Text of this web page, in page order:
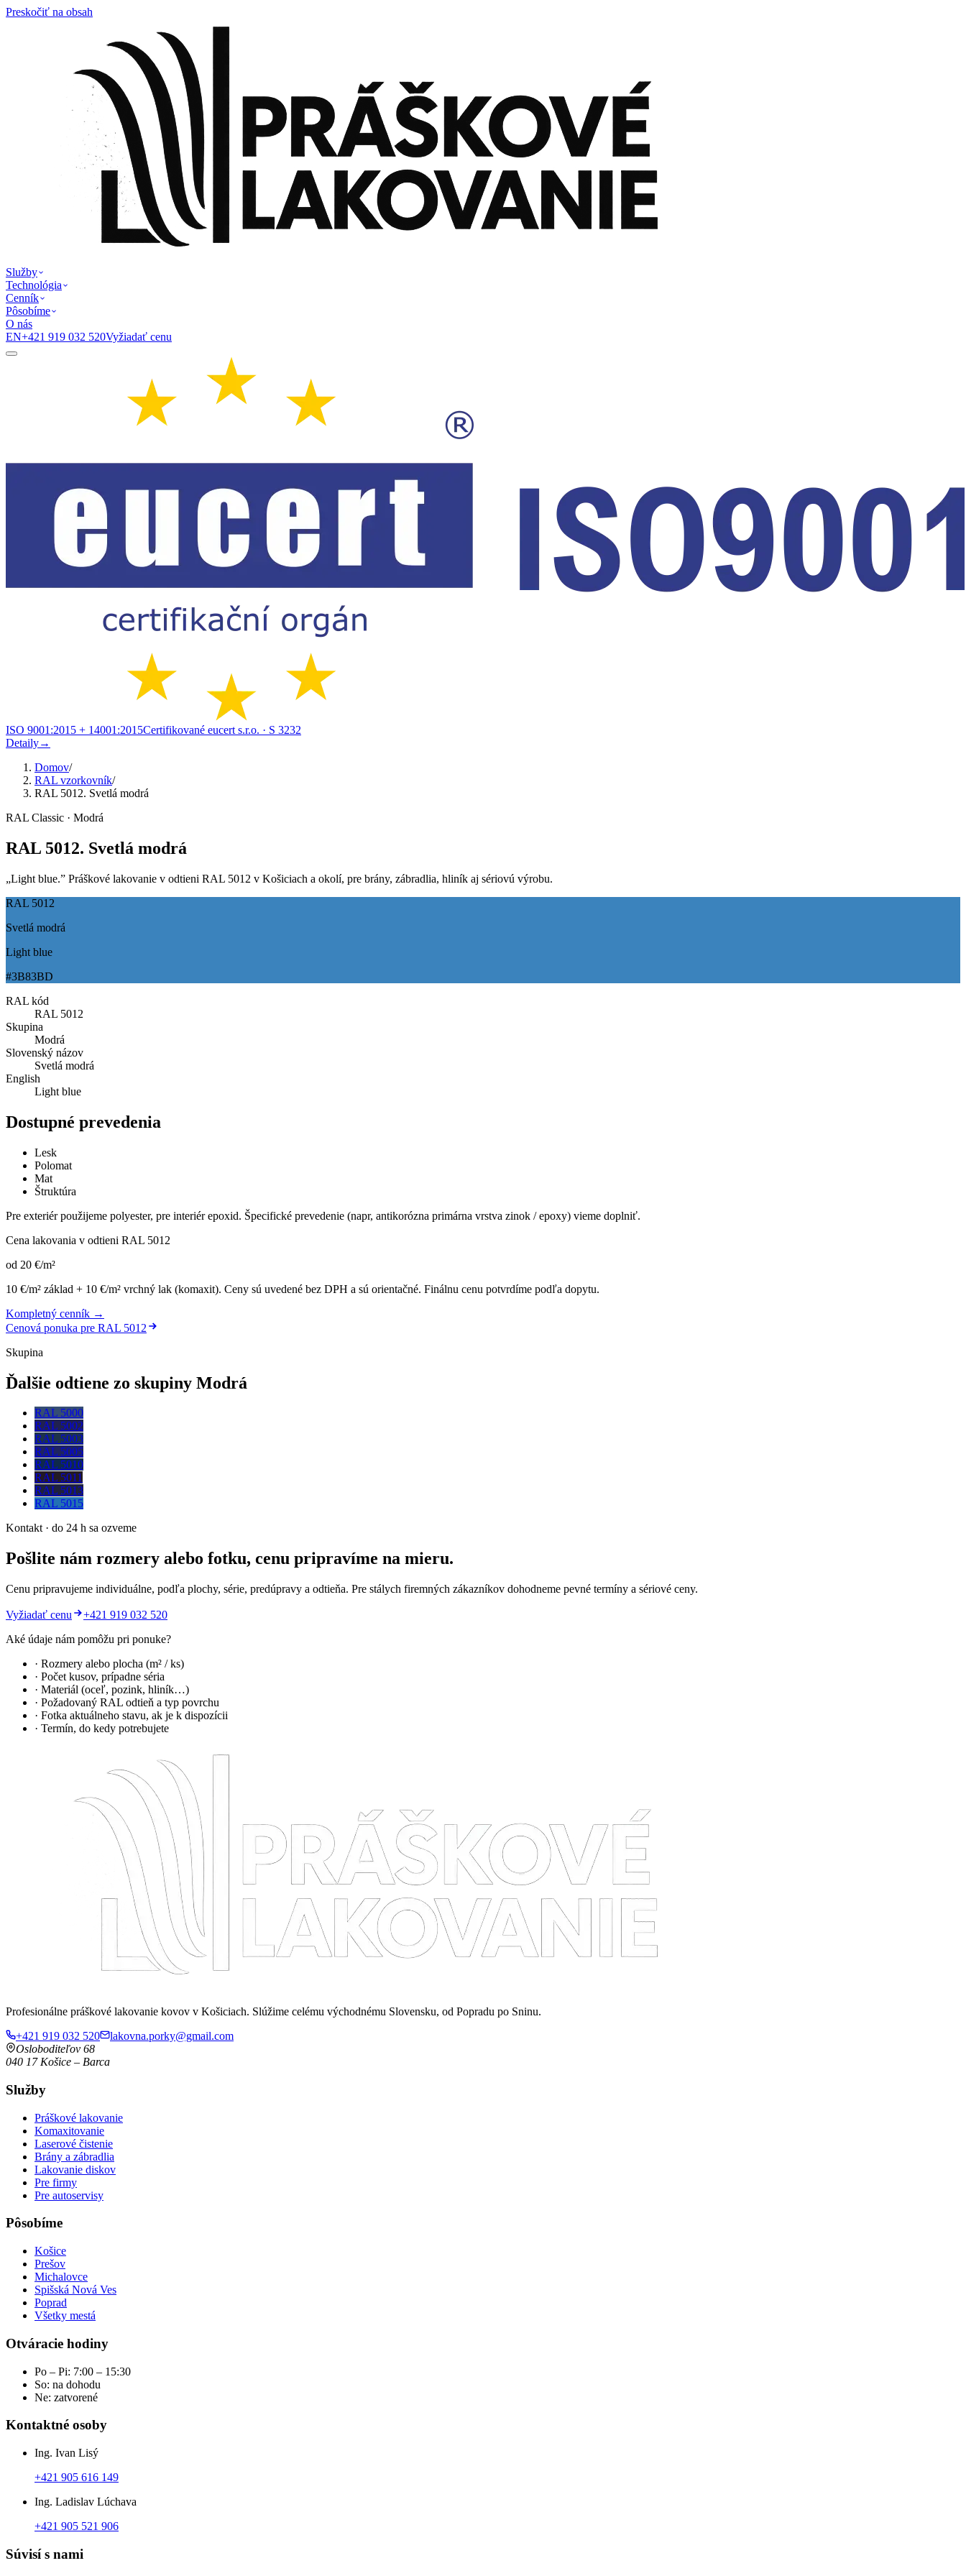
Preskočiť na obsah
Služby
Technológia
Cenník
Pôsobíme
O nás
EN+421 919 032 520Vyžiadať cenu
ISO 9001:2015 + 14001:2015Certifikované eucert s.r.o. · S 3232
Detaily→
Domov/
RAL vzorkovník/
RAL 5012. Svetlá modrá
RAL Classic · Modrá
RAL 5012. Svetlá modrá
„Light blue.” Práškové lakovanie v odtieni RAL 5012 v Košiciach a okolí, pre brány, zábradlia, hliník aj sériovú výrobu.
RAL 5012
Svetlá modrá
Light blue
#3B83BD
RAL kód
RAL 5012
Skupina
Modrá
Slovenský názov
Svetlá modrá
English
Light blue
Dostupné prevedenia
Lesk
Polomat
Mat
Štruktúra
Pre exteriér použijeme polyester, pre interiér epoxid. Špecifické prevedenie (napr, antikorózna primárna vrstva zinok / epoxy) vieme doplniť.
Cena lakovania v odtieni RAL 5012
od 20 €/m²
10 €/m² základ + 10 €/m² vrchný lak (komaxit). Ceny sú uvedené bez DPH a sú orientačné. Finálnu cenu potvrdíme podľa dopytu.
Kompletný cenník →
Cenová ponuka pre RAL 5012
Skupina
Ďalšie odtiene zo skupiny Modrá
RAL 5000
RAL 5002
RAL 5003
RAL 5005
RAL 5010
RAL 5011
RAL 5013
RAL 5015
Kontakt · do 24 h sa ozveme
Pošlite nám rozmery alebo fotku, cenu pripravíme na mieru.
Cenu pripravujeme individuálne, podľa plochy, série, predúpravy a odtieňa. Pre stálych firemných zákazníkov dohodneme pevné termíny a sériové ceny.
Vyžiadať cenu
+421 919 032 520
Aké údaje nám pomôžu pri ponuke?
· Rozmery alebo plocha (m² / ks)
· Počet kusov, prípadne séria
· Materiál (oceľ, pozink, hliník…)
· Požadovaný RAL odtieň a typ povrchu
· Fotka aktuálneho stavu, ak je k dispozícii
· Termín, do kedy potrebujete
Profesionálne práškové lakovanie kovov v Košiciach. Slúžime celému východnému Slovensku, od Popradu po Sninu.
+421 919 032 520
lakovna.porky@gmail.com
Osloboditeľov 68
040 17 Košice – Barca
Služby
Práškové lakovanie
Komaxitovanie
Laserové čistenie
Brány a zábradlia
Lakovanie diskov
Pre firmy
Pre autoservisy
Pôsobíme
Košice
Prešov
Michalovce
Spišská Nová Ves
Poprad
Všetky mestá
Otváracie hodiny
Po – Pi: 7:00 – 15:30
So: na dohodu
Ne: zatvorené
Kontaktné osoby
Ing. Ivan Lisý
+421 905 616 149
Ing. Ladislav Lúchava
+421 905 521 906
Súvisí s nami